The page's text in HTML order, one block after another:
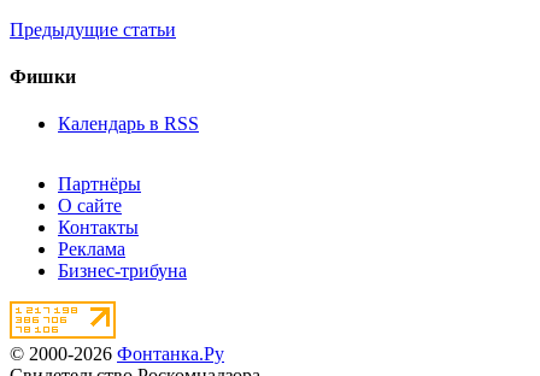
Предыдущие статьи
Фишки
Календарь в RSS
Партнёры
О сайте
Контакты
Реклама
Бизнес-трибуна
© 2000-2026 Фонтанка.Ру